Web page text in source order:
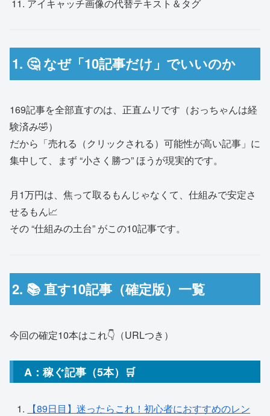
アイキャッチ画像の代替テキスト＆タグ
1. 🤔 なぜ「10記事だけ」でいいのか
169記事を全部直すのは、正直ムリです（おっちゃんは経
験済み🤣）
だから「売れる（クリックされる）可能性が高い記事」に
集中して、まず “小さく勝つ” ほうが現実的です。
月1万円は、焦って取るもんじゃなくて、仕組みで安定さ
せるもん📈
その “仕組みの土台” がこの10記事です。
2. 📚 直す10記事（確定版）一覧
今回の確定10本はこれ👇（URLつき）
A：稼ぐ記事（5本）🛒
【89日目】迷ったらこれ！初心者におすすめのレン